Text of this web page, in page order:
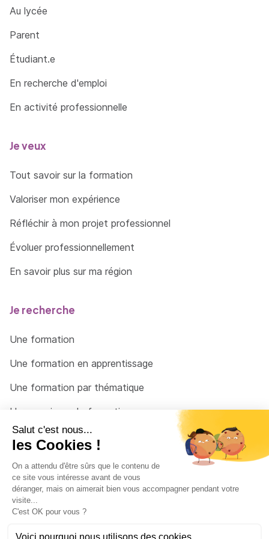
Programme :
prise
Octobre (3 jours) : L’autre / L’écoute (sans
Décembre (2 jours) : Action / Jeu / Spectacle
improvisation
Organisation pédagogique par session :
pratiques théâtrales : 1 jour
médiation théâtrale : 1 jour
=> En savoir plus
Au lycée
Parent
Étudiant.e
En recherche d'emploi
En activité professionnelle
Je veux
Tout savoir sur la formation
Valoriser mon expérience
Réfléchir à mon projet professionnel
Évoluer professionnellement
En savoir plus sur ma région
Je recherche
Une formation
Une formation en apprentissage
Une formation par thématique
Un organisme de formation
Un conseiller
© 2026 - Côté Formations - par Via Compétences